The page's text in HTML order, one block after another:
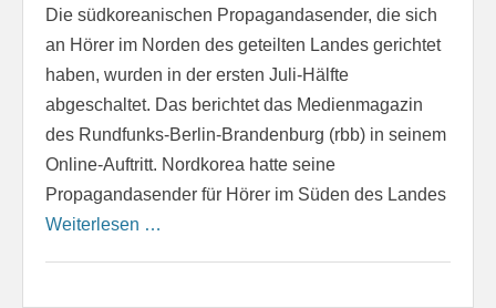
Die südkoreanischen Propagandasender, die sich
an Hörer im Norden des geteilten Landes gerichtet
haben, wurden in der ersten Juli-Hälfte
abgeschaltet. Das berichtet das Medienmagazin
des Rundfunks-Berlin-Brandenburg (rbb) in seinem
Online-Auftritt. Nordkorea hatte seine
Propagandasender für Hörer im Süden des Landes
Weiterlesen …